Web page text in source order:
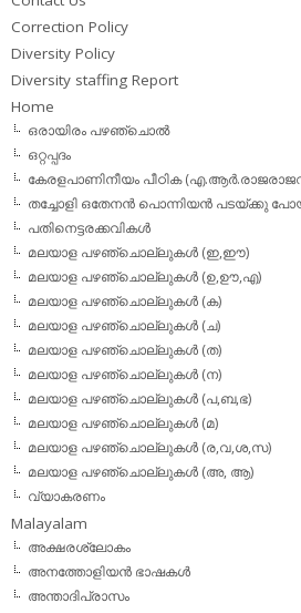
Correction Policy
Diversity Policy
Diversity staffing Report
Home
ഒരായിരം പഴഞ്ചൊല്‍
ഒറ്റപ്പദം
കേരളപാണിനീയം പീഠിക
തച്ചോളി ഒതേനൻ പൊന്നിയൻ പടയ്‌ക്കു
പതിനെട്ടരക്കവികള്‍
മലയാള പഴഞ്ചൊല്ലുകള്‍ (ഇ,ഈ)
മലയാള പഴഞ്ചൊല്ലുകള്‍ (ഉ,ഊ,എ)
മലയാള പഴഞ്ചൊല്ലുകള്‍ (ക)
മലയാള പഴഞ്ചൊല്ലുകള്‍ (ച)
മലയാള പഴഞ്ചൊല്ലുകള്‍ (ത)
മലയാള പഴഞ്ചൊല്ലുകള്‍ (ന)
മലയാള പഴഞ്ചൊല്ലുകള്‍ (പ,ബ,ഭ)
മലയാള പഴഞ്ചൊല്ലുകള്‍ (മ)
മലയാള പഴഞ്ചൊല്ലുകള്‍ (ര,വ,ശ,സ)
മലയാള പഴഞ്ചൊല്ലുകൾ (അ, ആ)
വ്യാകരണം
Malayalam
അക്ഷരശ്ലോകം
അനത്തോളിയന്‍ ഭാഷകള്‍
അന്താദിപ്രാസം